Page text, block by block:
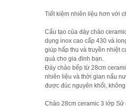
Tiết kiệm nhiên liệu hơn với
Cấu tạo của đáy chảo
dụng inox cao cấp 430 và
giúp hấp thu và truyền nhiệt
quả cho gia đình bạn.
Đáy chảo bếp từ 28cm
nhiên liệu và thời gian nấu
được đúc nguyên khối,
Chảo 28cm ceramic 3 lớp